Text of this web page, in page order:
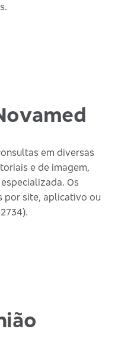
em diversas
e de imagem,
Os
por site, aplicativo ou